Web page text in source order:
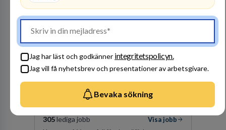
Jag har läst och godkänner integritetspolicyn.
Jag vill få nyhetsbrev och presentationer av arbetsgivare.
Bevaka sökning
Vattenfall AB
ENERGI
305 lediga jobb
Visa jobb